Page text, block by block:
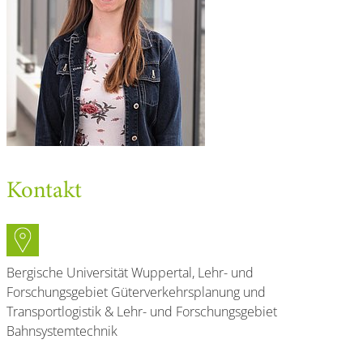
Kontakt
Bergische Universität Wuppertal, Lehr- und
Forschungsgebiet Güterverkehrsplanung und
Transportlogistik & Lehr- und Forschungsgebiet
Bahnsystemtechnik